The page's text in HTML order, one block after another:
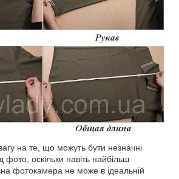
на те, що можуть бути незначні
фото, оскільки навіть найбільш
фотокамера не може в ідеальній